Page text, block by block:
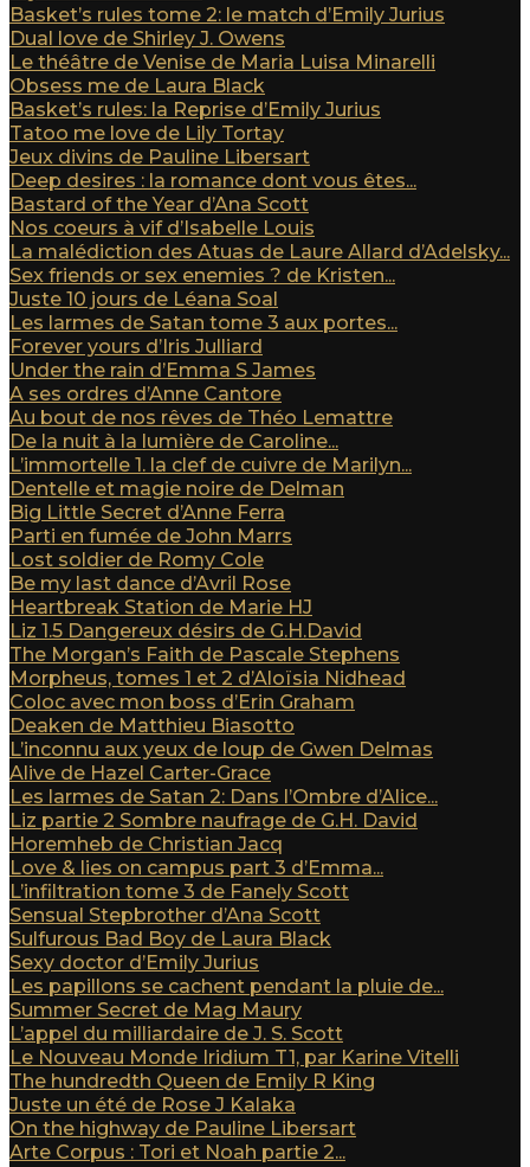
Basket’s rules tome 2: le match d’Emily Jurius
Dual love de Shirley J. Owens
Le théâtre de Venise de Maria Luisa Minarelli
Obsess me de Laura Black
Basket’s rules: la Reprise d’Emily Jurius
Tatoo me love de Lily Tortay
Jeux divins de Pauline Libersart
Deep desires : la romance dont vous êtes...
Bastard of the Year d’Ana Scott
Nos coeurs à vif d’Isabelle Louis
La malédiction des Atuas de Laure Allard d’Adelsky...
Sex friends or sex enemies ? de Kristen...
Juste 10 jours de Léana Soal
Les larmes de Satan tome 3 aux portes...
Forever yours d’Iris Julliard
Under the rain d’Emma S James
A ses ordres d’Anne Cantore
Au bout de nos rêves de Théo Lemattre
De la nuit à la lumière de Caroline...
L’immortelle 1. la clef de cuivre de Marilyn...
Dentelle et magie noire de Delman
Big Little Secret d’Anne Ferra
Parti en fumée de John Marrs
Lost soldier de Romy Cole
Be my last dance d’Avril Rose
Heartbreak Station de Marie HJ
Liz 1.5 Dangereux désirs de G.H.David
The Morgan’s Faith de Pascale Stephens
Morpheus, tomes 1 et 2 d’Aloïsia Nidhead
Coloc avec mon boss d’Erin Graham
Deaken de Matthieu Biasotto
L’inconnu aux yeux de loup de Gwen Delmas
Alive de Hazel Carter-Grace
Les larmes de Satan 2: Dans l’Ombre d’Alice...
Liz partie 2 Sombre naufrage de G.H. David
Horemheb de Christian Jacq
Love & lies on campus part 3 d’Emma...
L’infiltration tome 3 de Fanely Scott
Sensual Stepbrother d’Ana Scott
Sulfurous Bad Boy de Laura Black
Sexy doctor d’Emily Jurius
Les papillons se cachent pendant la pluie de...
Summer Secret de Mag Maury
L’appel du milliardaire de J. S. Scott
Le Nouveau Monde Iridium T1, par Karine Vitelli
The hundredth Queen de Emily R King
Juste un été de Rose J Kalaka
On the highway de Pauline Libersart
Arte Corpus : Tori et Noah partie 2...